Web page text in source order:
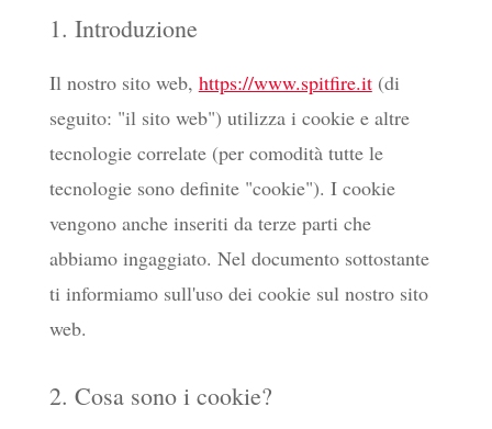
1. Introduzione
Il nostro sito web, https://www.spitfire.it(di
seguito: "il sito web") utilizza i cookie e altre
tecnologie correlate (per comodità tutte le
tecnologie sono definite "cookie"). I cookie
vengono anche inseriti da terze parti che
abbiamo ingaggiato. Nel documento sottostante
ti informiamo sull'uso dei cookie sul nostro sito
web.
2. Cosa sono i cookie?